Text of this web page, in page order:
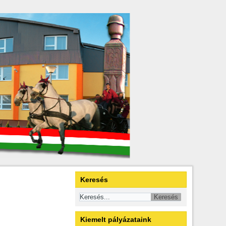
Keresés
Kiemelt pályázataink